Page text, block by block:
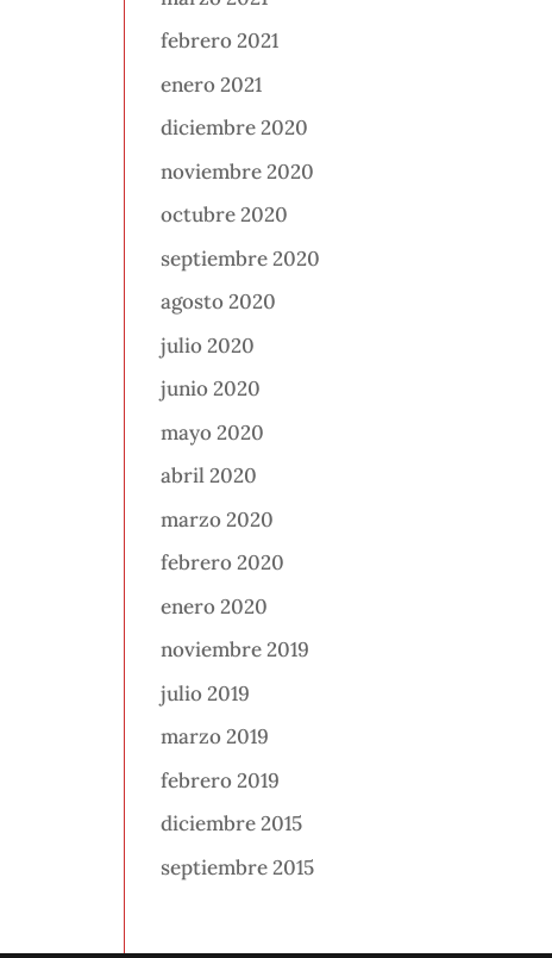
febrero 2021
enero 2021
diciembre 2020
noviembre 2020
octubre 2020
septiembre 2020
agosto 2020
julio 2020
junio 2020
mayo 2020
abril 2020
marzo 2020
febrero 2020
enero 2020
noviembre 2019
julio 2019
marzo 2019
febrero 2019
diciembre 2015
septiembre 2015